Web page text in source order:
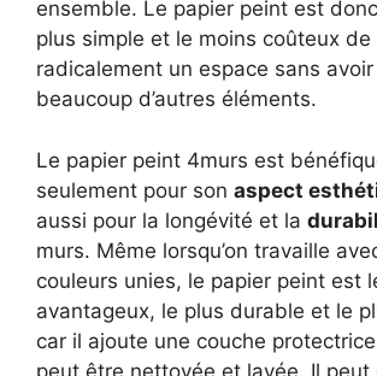
ensemble. Le papier peint est
plus simple et le moins coûteux
radicalement un espace sans
beaucoup d’autres éléments.
Le papier peint 4murs est
seulement pour son aspect
aussi pour la longévité et la
murs. Même lorsqu’on travaille
couleurs unies, le papier peint est
avantageux, le plus durable et le
car il ajoute une couche
peut être nettoyée et lavée. Il peut